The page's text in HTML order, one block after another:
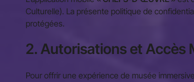
Culturelle). La présente politique de
protégées.
2. Autorisations et Accès
Pour offrir une expérience de musée